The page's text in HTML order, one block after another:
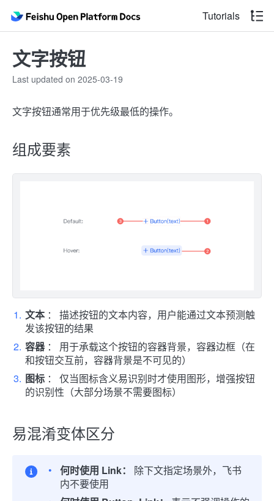
Tutorials
文字按钮
Last updated on 2025-03-19
文字按钮通常用于优先级最低的操作。
组成要素
文本 ： 描述按钮的文本内容，用户能通过文本预测触
发该按钮的结果
容器： 用于承载这个按钮的容器背景，容器边框（在
和按钮交互前，容器背景是不可见的）
图标 ： 仅当图标含义易识别时才使用图形，增强按钮
的识别性（大部分场景不需要图标）
易混淆变体区分
何时使用 Link：
除下文指定场景外，飞书
内不要使用